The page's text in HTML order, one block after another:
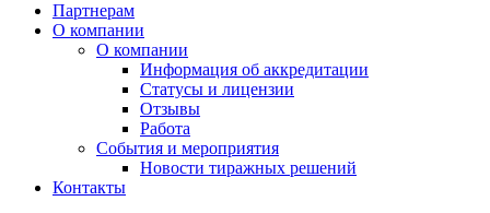
Партнерам
О компании
О компании
Информация об аккредитации
Статусы и лицензии
Отзывы
Работа
События и мероприятия
Новости тиражных решений
Контакты